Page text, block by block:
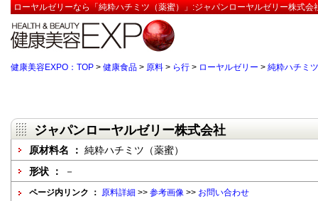
ローヤルゼリーなら「純粋ハチミツ（薬蜜）」:ジャパンローヤルゼリー株式会
健康美容EXPO：TOP > 健康食品 > 原料 > ら行 > ローヤルゼリー > 純粋ハチミ
ジャパンローヤルゼリー株式会社
原材料名 ： 純粋ハチミツ（薬蜜）
形状 ：
－
ページ内リンク ： 原料詳細 >> 参考画像 >> お問い合わせ